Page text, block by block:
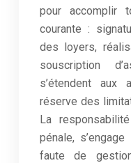
pour accomplir
courante :
des loyers,
souscription
s’étendent
réserve des
La
pénale,
faute de